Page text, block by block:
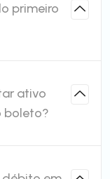
primeiro
ativo
boleto?